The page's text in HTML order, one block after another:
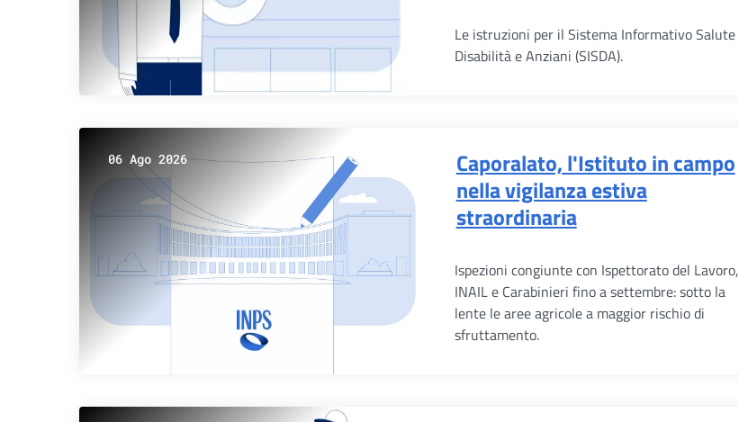
Le istruzioni per il Sistema Informativo Salute
Disabilità e Anziani (SISDA).
06 Ago 2026
Caporalato, l'Istituto in campo
nella vigilanza estiva
straordinaria
Ispezioni congiunte con Ispettorato del Lavoro,
INAIL e Carabinieri fino a settembre: sotto la
lente le aree agricole a maggior rischio di
sfruttamento.